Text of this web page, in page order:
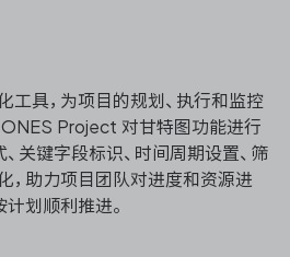
工具，为项目的规划、执行和监控
ONES Project 对甘特图功能进行
关键字段标识、时间周期设置、筛
，助力项目团队对进度和资源进
划顺利推进。